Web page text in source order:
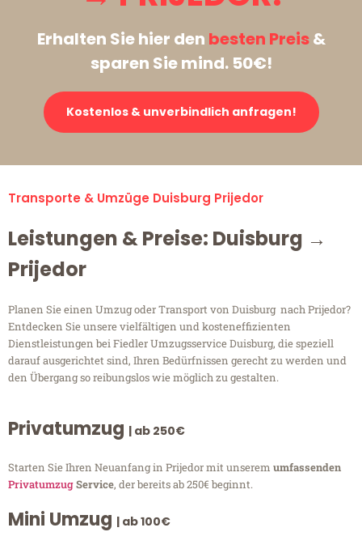
Erhalten Sie hier den besten Preis&
sparen Sie mind. 50€!
Kostenlos & unverbindlich anfragen!
Transporte & Umzüge Duisburg Prijedor
Leistungen & Preise: Duisburg →
Prijedor
Planen Sie einen Umzug oder Transport von Duisburg nach Prijedor?
Entdecken Sie unsere vielfältigen und kosteneffizienten
Dienstleistungen bei Fiedler Umzugsservice Duisburg, die speziell
darauf ausgerichtet sind, Ihren Bedürfnissen gerecht zu werden und
den Übergang so reibungslos wie möglich zu gestalten.
Privatumzug | ab 250€
Starten Sie Ihren Neuanfang in Prijedor mit unserem umfassenden
PrivatumzugService, der bereits ab 250€ beginnt.
Mini Umzug | ab 100€